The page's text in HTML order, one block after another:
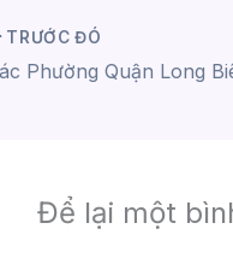
TRƯỚC ĐÓ
Để lại một